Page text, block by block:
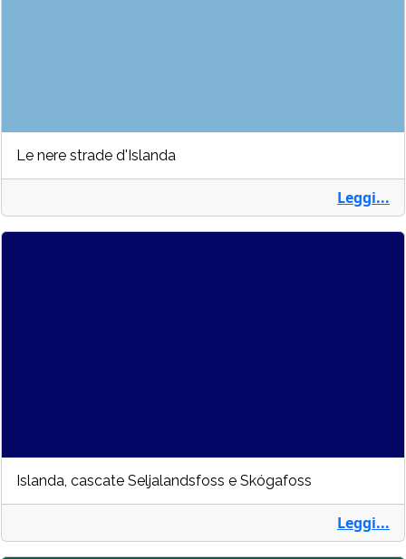
Le nere strade d'Islanda
Leggi...
Islanda, cascate Seljalandsfoss e Skógafoss
Leggi...